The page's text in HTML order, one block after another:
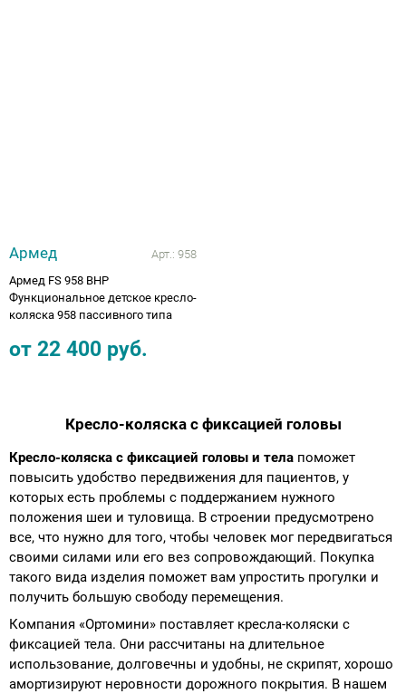
Армед Арт.: 958
Армед FS 958 BHP
Функциональное детское кресло-
коляска 958 пассивного типа
от 22 400 руб.
Кресло-коляска с фиксацией головы
Кресло-коляска с фиксацией головы и тела поможет
повысить удобство передвижения для пациентов, у
которых есть проблемы с поддержанием нужного
положения шеи и туловища. В строении предусмотрено
все, что нужно для того, чтобы человек мог передвигаться
своими силами или его вез сопровождающий. Покупка
такого вида изделия поможет вам упростить прогулки и
получить большую свободу перемещения.
Компания «Ортомини» поставляет кресла-коляски с
фиксацией тела. Они рассчитаны на длительное
использование, долговечны и удобны, не скрипят, хорошо
амортизируют неровности дорожного покрытия. В нашем
Одежда ортопедическая (адаптивная) для
инвалидов